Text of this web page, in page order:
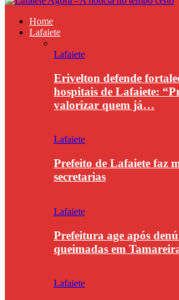
Home
Lafaiete
Lafaiete
Erivelton defende
hospitais de Lafaiete:
valorizar quem já…
Lafaiete
Prefeito de Lafaiete faz
secretarias
Lafaiete
Prefeitura age após
queimadas em
Lafaiete